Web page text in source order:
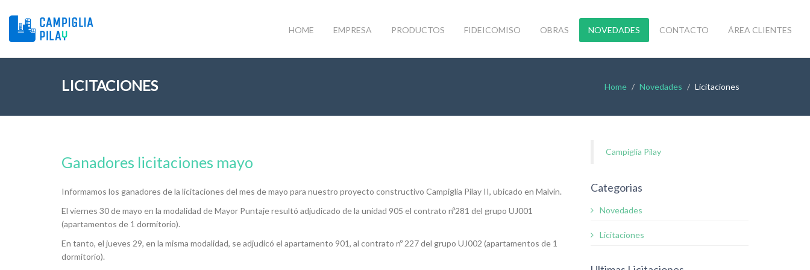
HOME EMPRESA PRODUCTOS FIDEICOMISO OBRAS NOVEDADES CONTACTO ÁREA CLIENTES
LICITACIONES Home Novedades Licitaciones
Ganadores licitaciones mayo
Informamos los ganadores de la licitaciones del mes de mayo para nuestro proyecto constructivo Campiglia Pilay II, ubicado en Malvín.
El viernes 30 de mayo en la modalidad de Mayor Puntaje resultó adjudicado de la unidad 905 el contrato nº281 del grupo UJ001
(apartamentos de 1 dormitorio).
En tanto, el jueves 29, en la misma modalidad, se adjudicó el apartamento 901, al contrato nº 227 del grupo UJ002 (apartamentos de 1
dormitorio).
Campiglia Pilay
Categorias
Novedades
Licitaciones